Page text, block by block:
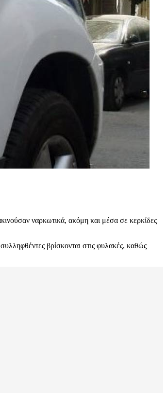
ναρκωτικά, ακόμη και μέσα σε κερκίδες
βρίσκονται στις φυλακές, καθώς